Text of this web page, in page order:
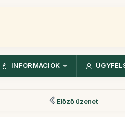
INFORMÁCIÓK
Előző üzenet